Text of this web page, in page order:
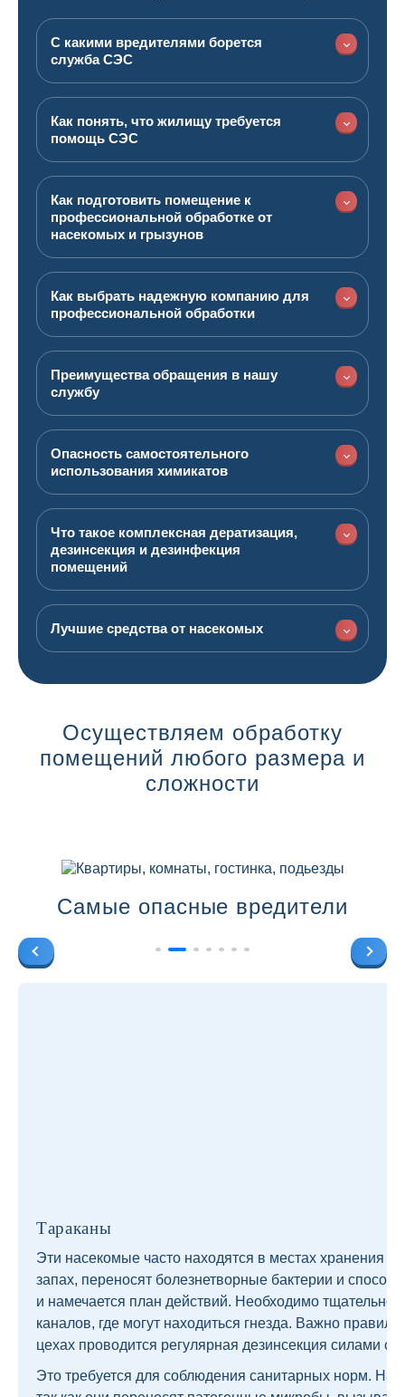
С какими вредителями борется
служба СЭС
Как понять, что жилищу требуется
помощь СЭС
Как подготовить помещение к
профессиональной обработке от
насекомых и грызунов
Как выбрать надежную компанию для
профессиональной обработки
Преимущества обращения в нашу
службу
Опасность самостоятельного
использования химикатов
Что такое комплексная дератизация,
дезинсекция и дезинфекция
помещений
Лучшие средства от насекомых
Осуществляем обработку
помещений любого размера и
сложности
Квартиры, комнаты, гостинка, подьезды
Самые опасные вредители
Тараканы
Эти насекомые часто находятся в местах хранения
запах, переносят болезнетворные бактерии и
и намечается план действий. Необходимо
каналов, где могут находиться гнезда. Важно
цехах проводится регулярная дезинсекция силами
Это требуется для соблюдения санитарных норм.